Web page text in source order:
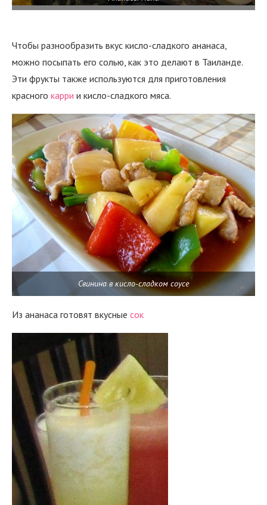
Чтобы разнообразить вкус кисло-сладкого ананаса,
можно посыпать его солью, как это делают в Таиланде.
Эти фрукты также используются для приготовления
красного карри и кисло-сладкого мяса.
Свинина в кисло-сладком соусе
Из ананаса готовят вкусные сок